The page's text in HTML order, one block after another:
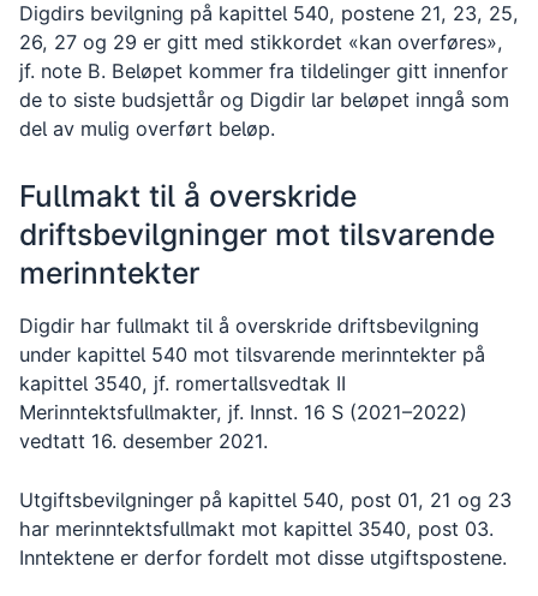
Digdirs bevilgning på kapittel 540, postene 21, 23, 25,
26, 27 og 29 er gitt med stikkordet «kan overføres»,
jf. note B. Beløpet kommer fra tildelinger gitt innenfor
de to siste budsjettår og Digdir lar beløpet inngå som
del av mulig overført beløp.
Fullmakt til å overskride
driftsbevilgninger mot tilsvarende
merinntekter
Digdir har fullmakt til å overskride driftsbevilgning
under kapittel 540 mot tilsvarende merinntekter på
kapittel 3540, jf. romertallsvedtak II
Merinntektsfullmakter, jf. Innst. 16 S (2021–2022)
vedtatt 16. desember 2021.
Utgiftsbevilgninger på kapittel 540, post 01, 21 og 23
har merinntektsfullmakt mot kapittel 3540, post 03.
Inntektene er derfor fordelt mot disse utgiftspostene.